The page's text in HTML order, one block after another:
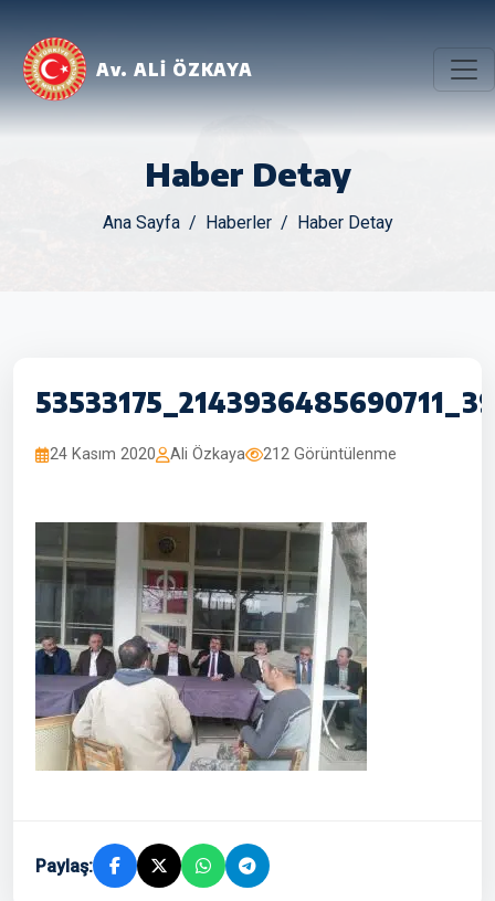
Av. ALİ ÖZKAYA
Haber Detay
Ana Sayfa Haberler Haber Detay
24 Kasım 2020 Ali Özkaya 212 Görüntülenme
Paylaş: